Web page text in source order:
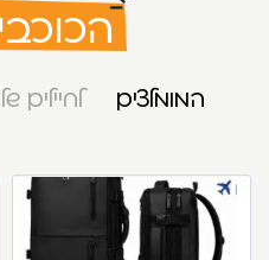
המומלצים לחיילים